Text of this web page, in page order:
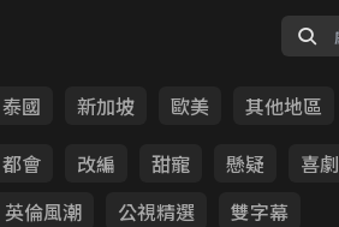
泰國 新加坡 歐美
其他地區
都會 改編 甜寵 懸疑 喜劇
英倫風潮 公視精選
雙字幕